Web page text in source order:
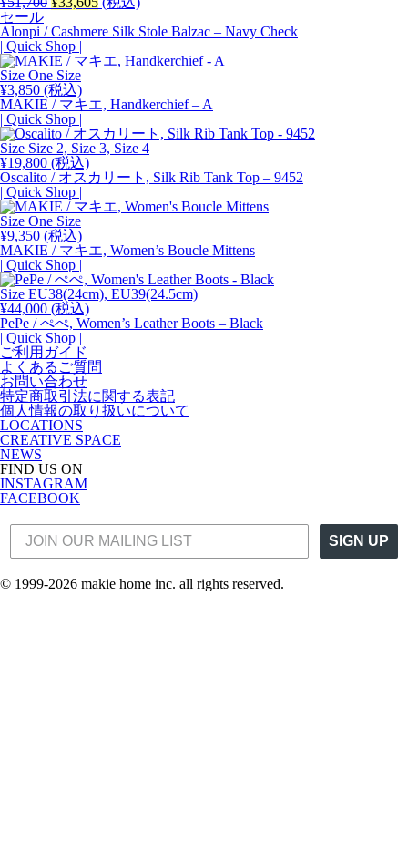
価
格
は
¥51,700
で
し
た。
の
格
で
セール
Alonpi / Cashmere Silk Stole Balzac – Navy Check
| Quick Shop |
Size One Size
¥3,850 (税込)
MAKIE / マキエ, Handkerchief – A
| Quick Shop |
Size Size 2, Size 3, Size 4
¥19,800 (税込)
Oscalito / オスカリート, Silk Rib Tank Top – 9452
| Quick Shop |
Size One Size
¥9,350 (税込)
MAKIE / マキエ, Women’s Boucle Mittens
| Quick Shop |
Size EU38(24cm), EU39(24.5cm)
¥44,000 (税込)
PePe / ぺぺ, Women’s Leather Boots – Black
| Quick Shop |
ご利用ガイド
よくあるご質問
お問い合わせ
特定商取引法に関する表記
個人情報の取り扱いについて
LOCATIONS
CREATIVE SPACE
NEWS
FIND US ON
INSTAGRAM
FACEBOOK
SIGN UP
© 1999-2026 makie home inc. all rights reserved.